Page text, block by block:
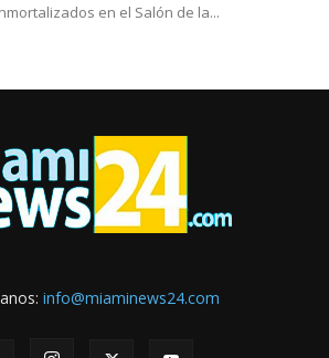
en el Salón de la...
info@miaminews24.com